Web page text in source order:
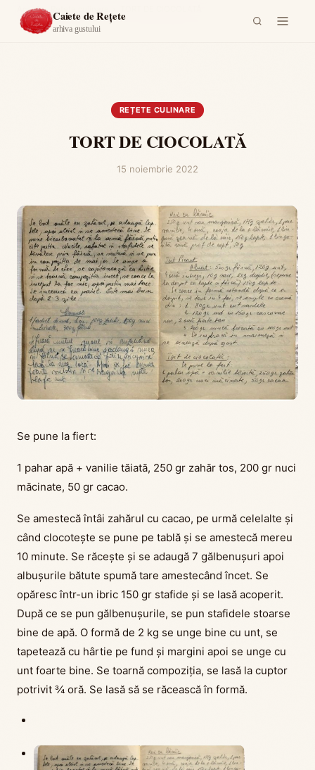
Caiete de Rețete
arhiva gustului
Acasă ›
REȚETE CULINARE
TORT DE CIOCOLATĂ
15 noiembrie 2022
Se pune la fiert:
1 pahar apă + vanilie tăiată, 250 gr zahăr tos, 200 gr nuci
măcinate, 50 gr cacao.
Se amestecă întâi zahărul cu cacao, pe urmă celelalte și
când clocotește se pune pe tablă și se amestecă mereu
10 minute. Se răcește și se adaugă 7 gălbenușuri apoi
albușurile bătute spumă tare amestecând încet. Se
opăresc într-un ibric 150 gr stafide și se lasă acoperit.
După ce se pun gălbenușurile, se pun stafidele stoarse
bine de apă. O formă de 2 kg se unge bine cu unt, se
tapetează cu hârtie pe fund și margini apoi se unge cu
unt foarte bine. Se toarnă compoziția, se lasă la cuptor
potrivit ¾ oră. Se lasă să se răcească în formă.